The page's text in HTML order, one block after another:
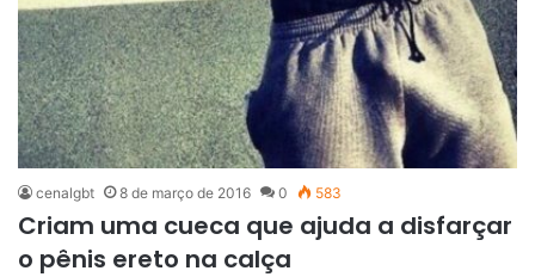
cenalgbt 8 de março de 2016 0 583
Criam uma cueca que ajuda a disfarçar
o pênis ereto na calça